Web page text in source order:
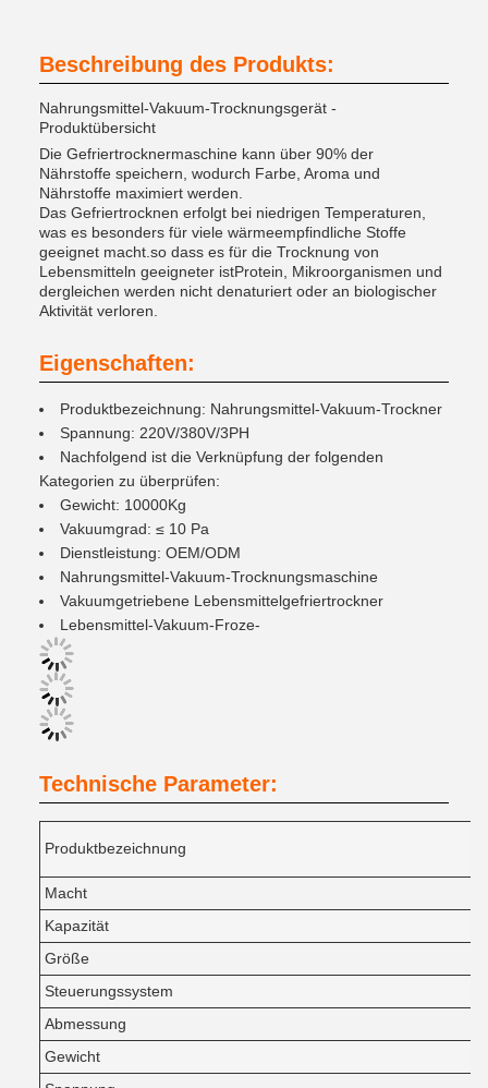
Beschreibung des Produkts:
Nahrungsmittel-Vakuum-Trocknungsgerät -
Produktübersicht
Die Gefriertrocknermaschine kann über 90% der
Nährstoffe speichern, wodurch Farbe, Aroma und
Nährstoffe maximiert werden.
Das Gefriertrocknen erfolgt bei niedrigen Temperaturen,
was es besonders für viele wärmeempfindliche Stoffe
geeignet macht.so dass es für die Trocknung von
Lebensmitteln geeigneter istProtein, Mikroorganismen und
dergleichen werden nicht denaturiert oder an biologischer
Aktivität verloren.
Eigenschaften:
Produktbezeichnung: Nahrungsmittel-Vakuum-Trockner
Spannung: 220V/380V/3PH
Nachfolgend ist die Verknüpfung der folgenden
Kategorien zu überprüfen:
Gewicht: 10000Kg
Vakuumgrad: ≤ 10 Pa
Dienstleistung: OEM/ODM
Nahrungsmittel-Vakuum-Trocknungsmaschine
Vakuumgetriebene Lebensmittelgefriertrockner
Lebensmittel-Vakuum-Froze-
Technische Parameter:
Produktbezeichnung
Macht
Kapazität
Größe
Steuerungssystem
Abmessung
Gewicht